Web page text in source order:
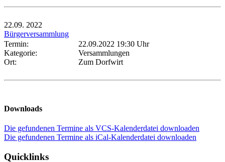
22.09. 2022
Bürgerversammlung
Termin:
22.09.2022 19:30 Uhr
Kategorie:
Versammlungen
Ort:
Zum Dorfwirt
Downloads
Die gefundenen Termine als VCS-Kalenderdatei downloaden
Die gefundenen Termine als iCal-Kalenderdatei downloaden
Quicklinks